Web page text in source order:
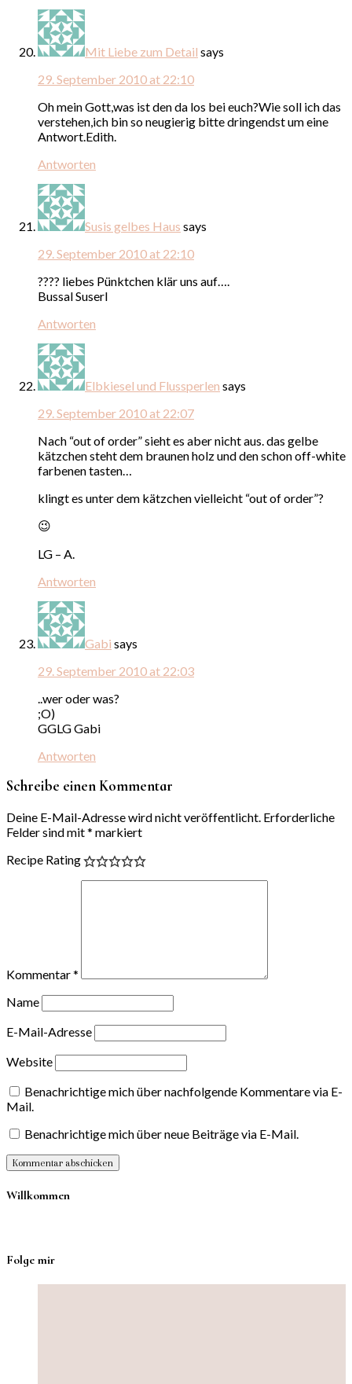
Mit Liebe zum Detail says
29. September 2010 at 22:10
Oh mein Gott,was ist den da los bei euch?Wie soll ich das
verstehen,ich bin so neugierig bitte dringendst um eine
Antwort.Edith.
Antworten
Susis gelbes Haus says
29. September 2010 at 22:10
???? liebes Pünktchen klär uns auf….
Bussal Suserl
Antworten
Elbkiesel und Flussperlen says
29. September 2010 at 22:07
Nach “out of order” sieht es aber nicht aus. das gelbe
kätzchen steht dem braunen holz und den schon off-white
farbenen tasten…
klingt es unter dem kätzchen vielleicht “out of order”?
😉
LG – A.
Antworten
Gabi says
29. September 2010 at 22:03
..wer oder was?
;O)
GGLG Gabi
Antworten
Schreibe einen Kommentar
Deine E-Mail-Adresse wird nicht veröffentlicht. Erforderliche
Felder sind mit* markiert
Recipe Rating
Kommentar*
Name
E-Mail-Adresse
Website
Benachrichtige mich über nachfolgende Kommentare via E-
Mail.
Benachrichtige mich über neue Beiträge via E-Mail.
Willkommen
Folge mir